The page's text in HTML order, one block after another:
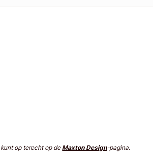
op terecht op deMaxton Design-pagina.